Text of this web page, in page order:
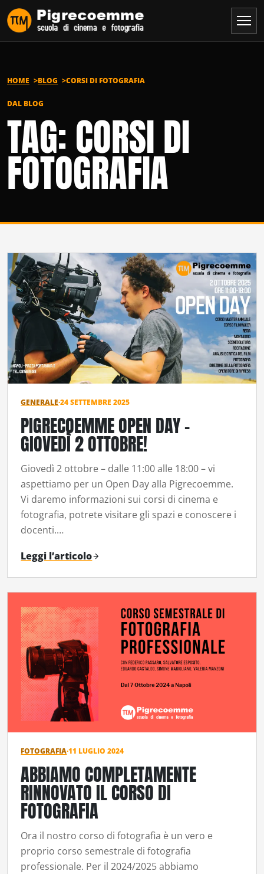
Vai al contenuto
HOME BLOG CORSI DI FOTOGRAFIA
DAL BLOG
TAG: CORSI DI
FOTOGRAFIA
GENERALE·24 SETTEMBRE 2025
PIGRECOEMME OPEN DAY –
GIOVEDÌ 2 OTTOBRE!
Giovedì 2 ottobre – dalle 11:00 alle 18:00 – vi
aspettiamo per un Open Day alla Pigrecoemme.
Vi daremo informazioni sui corsi di cinema e
fotografia, potrete visitare gli spazi e conoscere i
docenti.…
Leggi l’articolo
FOTOGRAFIA·11 LUGLIO 2024
ABBIAMO COMPLETAMENTE
RINNOVATO IL CORSO DI
FOTOGRAFIA
Ora il nostro corso di fotografia è un vero e
proprio corso semestrale di fotografia
professionale. Per il 2024/2025 abbiamo